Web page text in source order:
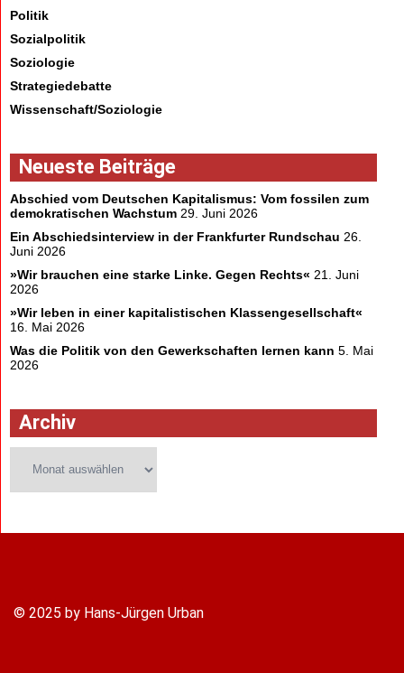
Politik
Sozialpolitik
Soziologie
Strategiedebatte
Wissenschaft/Soziologie
Neueste Beiträge
Abschied vom Deutschen Kapitalismus: Vom fossilen zum
demokratischen Wachstum 29. Juni 2026
Ein Abschiedsinterview in der Frankfurter Rundschau 26.
Juni 2026
»Wir brauchen eine starke Linke. Gegen Rechts« 21. Juni
2026
»Wir leben in einer kapitalistischen Klassengesellschaft«
16. Mai 2026
Was die Politik von den Gewerkschaften lernen kann 5. Mai
2026
Archiv
© 2025 by Hans-Jürgen Urban